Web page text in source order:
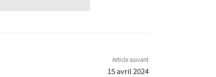
Article suivant
15 avril 2024